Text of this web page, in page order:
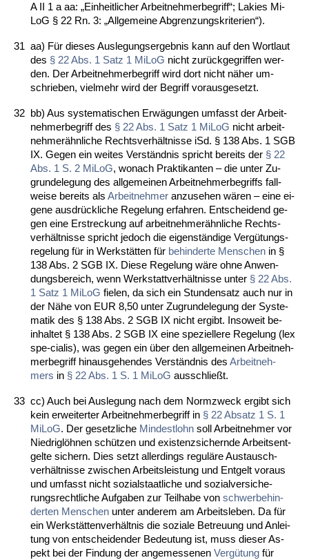
A II 1 a aa: „Ein­heit­li­cher Ar­beit­neh­mer­be­griff“; Lak­ies Mi­
LoG § 22 Rn. 3: „All­ge­mei­ne Ab­gren­zungs­kri­te­ri­en“).
31 aa) Für die­ses Aus­le­gungs­er­geb­nis kann auf den Wort­laut
des § 22 Abs. 1 Satz 1 Mi­LoG nicht zurück­ge­grif­fen wer­
den. Der Ar­beit­neh­mer­be­griff wird dort nicht näher um­
schrie­ben, viel­mehr wird der Be­griff vor­aus­ge­setzt.
32 bb) Aus sys­te­ma­ti­schen Erwägun­gen um­fasst der Ar­beit­
neh­mer­be­griff des § 22 Abs. 1 Satz 1 Mi­LoG nicht ar­beit­
neh­merähn­li­che Rechts­verhält­nis­se iSd. § 138 Abs. 1 SGB
IX. Ge­gen ein wei­tes Verständ­nis spricht be­reits der § 22
Abs. 1 S. 2 Mi­LoG, wo­nach Prak­ti­kan­ten – die un­ter Zu­
grun­de­le­gung des all­ge­mei­nen Ar­beit­neh­mer­be­griffs fall­
wei­se be­reits als Ar­beit­neh­mer an­zu­se­hen wären – ei­ne ei­
ge­ne aus­drück­li­che Re­ge­lung er­fah­ren. Ent­schei­dend ge­
gen ei­ne Er­stre­ckung auf ar­beit­neh­merähn­li­che Rechts­
verhält­nis­se spricht je­doch die ei­genständi­ge Vergütungs­
re­ge­lung für in Werkstätten für be­hin­der­te Men­schen in §
138 Abs. 2 SGB IX. Die­se Re­ge­lung wäre oh­ne An­wen­
dungs­be­reich, wenn Werk­statt­verhält­nis­se un­ter § 22 Abs.
1 Satz 1 Mi­LoG fie­len, da sich ein St­un­den­satz auch nur in
der Nähe von EUR 8,50 un­ter Zu­grun­de­le­gung der Sys­te­
ma­tik des § 138 Abs. 2 SGB IX nicht er­gibt. In­so­weit be­
inhal­tet § 138 Abs. 2 SGB IX ei­ne spe­zi­el­le­re Re­ge­lung (lex
spe-cia­lis), was ge­gen ein über den all­ge­mei­nen Ar­beit­neh­
mer­be­griff hin­aus­ge­hen­des Verständ­nis des Ar­beit­neh­
mers in § 22 Abs. 1 S. 1 Mi­LoG aus­sch­ließt.
33 cc) Auch bei Aus­le­gung nach dem Norm­zweck er­gibt sich
kein er­wei­ter­ter Ar­beit­neh­mer­be­griff in § 22 Ab­satz 1 S. 1
Mi­LoG. Der ge­setz­li­che Min­dest­lohn soll Ar­beit­neh­mer vor
Nied­riglöhnen schützen und exis­tenz­si­chern­de Ar­beits­ent­
gel­te si­chern. Dies setzt al­ler­dings re­guläre Aus­tausch­
verhält­nis­se zwi­schen Ar­beits­leis­tung und Ent­gelt vor­aus
und um­fasst nicht so­zi­al­staat­li­che und so­zi­al­ver­si­che­
rungs­recht­li­che Auf­ga­ben zur Teil­ha­be von schwer­be­hin­
der­ten Men­schen un­ter an­de­rem am Ar­beits­le­ben. Da für
ein Werkstätten­verhält­nis die so­zia­le Be­treu­ung und An­lei­
tung von ent­schei­den­der Be­deu­tung ist, muss die­ser As­
pekt bei der Fin­dung der an­ge­mes­se­nen Vergütung für